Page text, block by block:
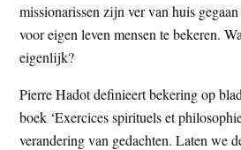
missionarissen zijn ver van huis
voor eigen leven mensen te bekeren.
eigenlijk?
Pierre Hadot definieert bekering op
boek ‘Exercices spirituels et
verandering van gedachten. Laten we